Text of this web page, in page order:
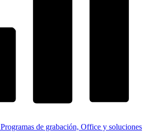
Programas de grabación, Office y soluciones